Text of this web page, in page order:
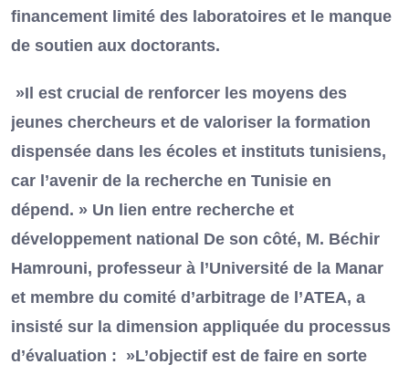
financement limité des laboratoires et le manque
de soutien aux doctorants.
»Il est crucial de renforcer les moyens des
jeunes chercheurs et de valoriser la formation
dispensée dans les écoles et instituts tunisiens,
car l’avenir de la recherche en Tunisie en
dépend. » Un lien entre recherche et
développement national De son côté, M. Béchir
Hamrouni, professeur à l’Université de la Manar
et membre du comité d’arbitrage de l’ATEA, a
insisté sur la dimension appliquée du processus
d’évaluation : »L’objectif est de faire en sorte